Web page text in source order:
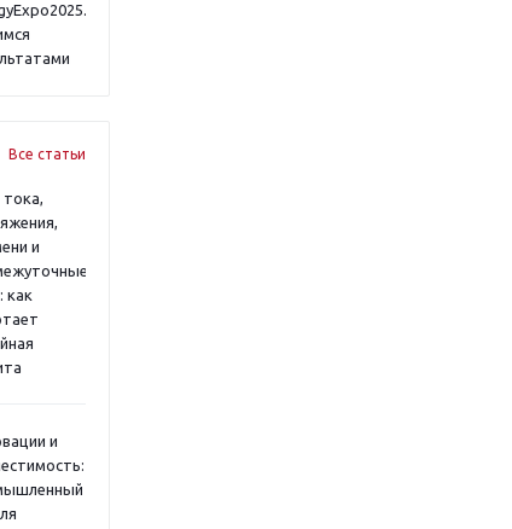
Все статьи
тока,
и
как
и